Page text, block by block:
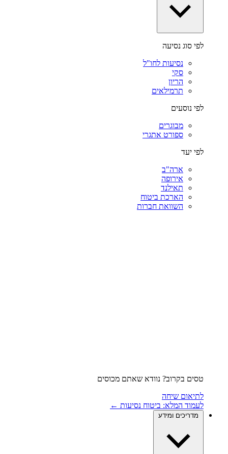
לפי סוג נסיעה
נסיעות לחו"ל
סקי
הריון
תרמילאים
לפי נוסעים
מבוגרים
ספורט אתגרי
לפי יעד
ארה"ב
אירופה
תאילנד
הארכת ביטוח
השוואת חברות
טסים בקרוב? נוודא שאתם מכוסים
לתיאום שיחה
לעמוד המלא: ביטוח נסיעות ←
מדריכים ומידע